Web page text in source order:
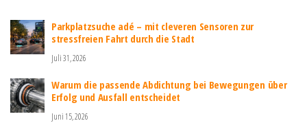
Parkplatzsuche adé – mit cleveren Sensoren zur
stressfreien Fahrt durch die Stadt
Juli 31, 2026
Warum die passende Abdichtung bei Bewegungen über
Erfolg und Ausfall entscheidet
Juni 15, 2026